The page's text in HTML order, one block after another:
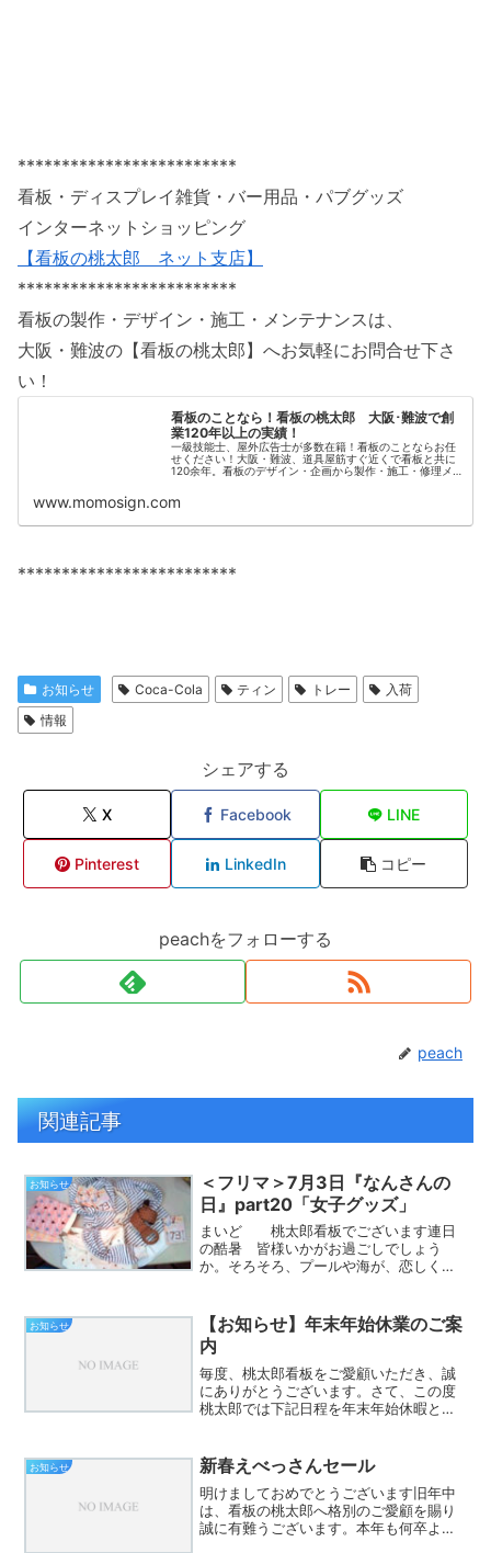
*************************
看板・ディスプレイ雑貨・バー用品・パブグッズ
インターネットショッピング
【看板の桃太郎 ネット支店】
*************************
看板の製作・デザイン・施工・メンテナンスは、
大阪・難波の【看板の桃太郎】へお気軽にお問合せ下さ
い！
看板のことなら！看板の桃太郎 大阪･難波で創
業120年以上の実績！
一級技能士、屋外広告士が多数在籍！看板のことならお任
せください！大阪・難波、道具屋筋すぐ近くで看板と共に
120余年。看板のデザイン・企画から製作・施工・修理メ
www.momosign.com
*************************
お知らせ Coca-Cola ティン トレー
入荷
情報
シェアする
X Facebook LINE
Pinterest LinkedIn コピー
peachをフォローする
peach
関連記事
お知らせ
＜フリマ＞7月3日『なんさんの
日』part20「女子グッズ」
まいど 桃太郎看板でございます連日
の酷暑 皆様いかがお過ごしでしょう
か。そろそろ、プールや海が、恋しくな
品はコチラ【暑〜い夏海へ急げGIRL’Sセ
ット】マリンボーダ...
お知らせ
【お知らせ】年末年始休業のご案
内
毎度、桃太郎看板をご愛顧いただき、誠
にありがとうございます。さて、この度
桃太郎では下記日程を年末年始休暇とさ
期間》平成26年12月30日(火)〜平成27年
1月5日(月)...
お知らせ 新春えべっさんセール
明けましておめでとうございます旧年中
は、看板の桃太郎へ格別のご愛顧を賜り
誠に有難うございます。本年も何卒よろ